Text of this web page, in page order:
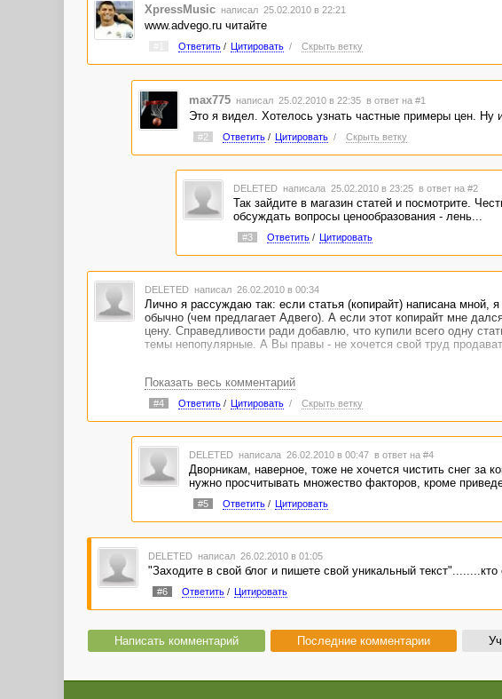
XpressMusic написал 25.02.2010 в 22:21
www.advego.ru читайте
Ответить/ Цитировать / Скрыть ветку
max775 написал 25.02.2010 в 22:35 в ответ на #1
Это я видел. Хотелось узнать частные примеры цен. Ну
#2 Ответить/ Цитировать / Скрыть ветку
DELETED написала 25.02.2010 в 23:25 в ответ на #2
Так зайдите в магазин статей и посмотрите.
обсуждать вопросы ценообразования - лень...
#3 Ответить/ Цитировать
DELETED написал 26.02.2010 в 00:34
Лично я рассуждаю так: если статья (копирайт) написана
обычно (чем предлагает Адвего). А если этот копирайт мне
цену. Справедливости ради добавлю, что купили всего одну
темы непопулярные. А Вы правы - не хочется свой труд
Показать весь комментарий
#4 Ответить/ Цитировать / Скрыть ветку
DELETED написала 26.02.2010 в 00:47 в ответ на #4
Дворникам, наверное, тоже не хочется чистить снег за
нужно просчитывать множество факторов, кроме
#5 Ответить/ Цитировать
DELETED написал 26.02.2010 в 01:05
"Заходите в свой блог и пишете свой уникальный текст"........кто
#6 Ответить/ Цитировать
Написать комментарий Последние комментарии